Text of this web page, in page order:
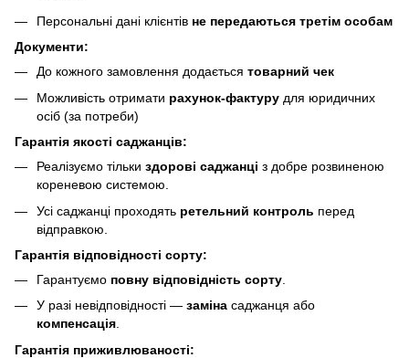
Персональні дані клієнтів не передаються третім особам
Документи:
До кожного замовлення додається товарний чек
Можливість отримати рахунок-фактуру для юридичних
осіб (за потреби)
Гарантія якості саджанців:
Реалізуємо тільки здорові саджанці з добре розвиненою
кореневою системою.
Усі саджанці проходять ретельний контроль перед
відправкою.
Гарантія відповідності сорту:
Гарантуємо повну відповідність сорту
У разі невідповідності — заміна саджанця або
компенсація.
Гарантія приживлюваності: